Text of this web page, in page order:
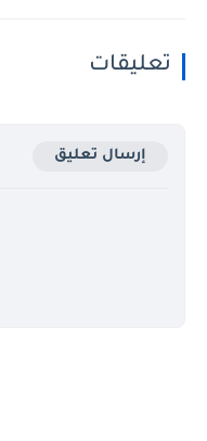
تعليقات
إرسال تعليق